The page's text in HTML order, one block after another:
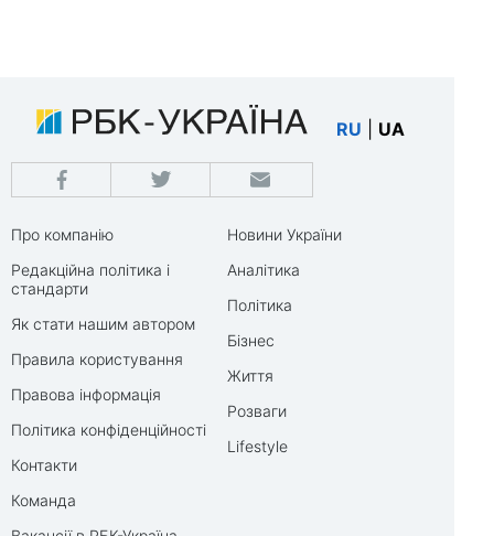
RU UA
Про компанію
Редакційна політика і
стандарти
Як стати нашим автором
Правила користування
Правова інформація
Політика конфіденційності
Контакти
Команда
Новини України
Аналітика
Політика
Бізнес
Життя
Розваги
Lifestyle